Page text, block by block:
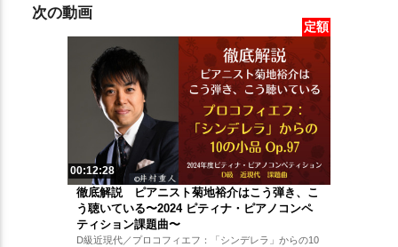
次の動画
定額
00:12:28
徹底解説 ピアニスト菊地裕介はこう弾き、こ
う聴いている〜2024 ピティナ・ピアノコンペ
ティション課題曲〜
D級近現代／プロコフィエフ：「シンデレラ」からの10